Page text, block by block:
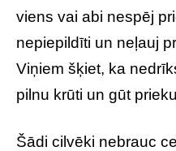
viens vai abi nespēj
nepiepildīti un neļauj
Viņiem šķiet, ka
pilnu krūti un gūt
Šādi cilvēki nebrauc